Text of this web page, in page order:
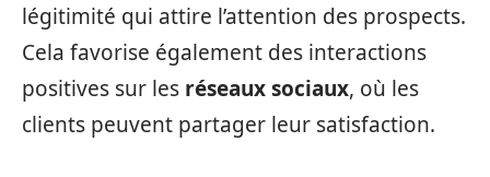
légitimité qui attire l’attention des prospects.
Cela favorise également des interactions
positives sur les réseaux sociaux, où les
clients peuvent partager leur satisfaction.